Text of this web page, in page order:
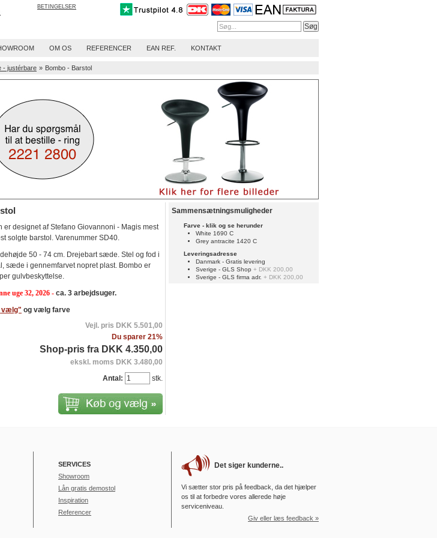
BETINGELSER
OM OS REFERENCER EAN REF. KONTAKT
- justérbare » Bombo - Barstol
er designet af Stefano Giovannoni - Magis mest
solgte barstol. Varenummer SD40.
50 - 74 cm. Drejebart sæde. Stel og fod i
sæde i gennemfarvet nopret plast. Bombo er
gulvbeskyttelse.
uge 32, 2026 - ca. 3 arbejdsuger.
vælg" og vælg farve
Vejl. pris DKK 5.501,00
Du sparer 21%
Shop-pris fra DKK 4.350,00
ekskl. moms DKK 3.480,00
Antal:
stk.
Sammensætningsmuligheder
Farve - klik og se herunder
White 1690 C
Grey antracite 1420 C
Leveringsadresse
Danmark - Gratis levering
Sverige - GLS Shop + DKK 200,00
Sverige - GLS firma adr. + DKK 200,00
SERVICES
Showroom
Lån gratis demostol
Inspiration
Referencer
Det siger kunderne..
Vi sætter stor pris på feedback, da det hjælper
os til at forbedre vores allerede høje
serviceniveau.
Giv eller læs feedback »